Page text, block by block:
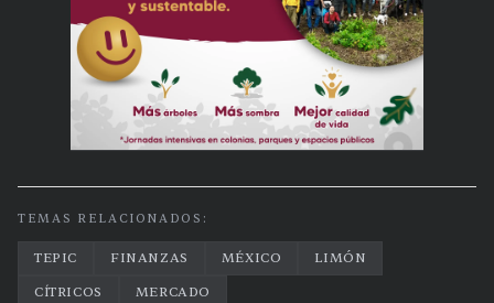
TEMAS RELACIONADOS:
TEPIC FINANZAS MÉXICO
LIMÓN
CÍTRICOS
MERCADO